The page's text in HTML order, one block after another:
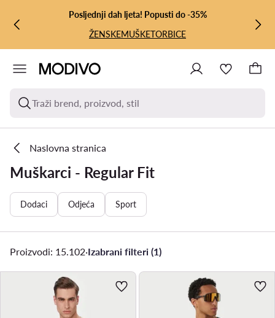
PRIJEĐI NA GLAVNI SADRŽAJ
PRIJEĐI NA PRETRAŽIVANJE
Posljednji dah ljeta! Popusti do -35%
ŽENSKEMUŠKETORBICE
Traži brend, proizvod, stil
Naslovna stranica
Muškarci - Regular Fit
Dodaci Odjeća Sport
Proizvodi: 15.102·Izabrani filteri (1)